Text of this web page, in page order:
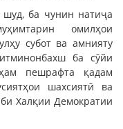
ба чунин натиҷа
омилҳои
субот ва амнияту
ба сӯйи
пешрафта қадам
шахсиятӣ ва
Халқии Демократии